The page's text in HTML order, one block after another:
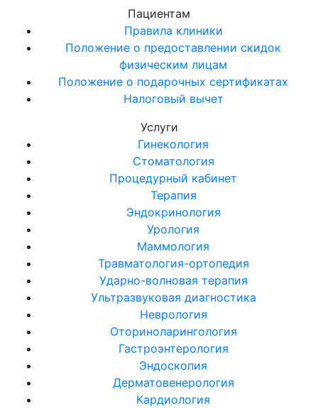
Пациентам
Правила клиники
Положение о предоставлении скидок
физическим лицам
Положение о подарочных сертификатах
Налоговый вычет
Услуги
Гинекология
Стоматология
Процедурный кабинет
Терапия
Эндокринология
Урология
Маммология
Травматология-ортопедия
Ударно-волновая терапия
Ультразвуковая диагностика
Неврология
Оториноларингология
Гастроэнтерология
Эндоскопия
Дерматовенерология
Кардиология